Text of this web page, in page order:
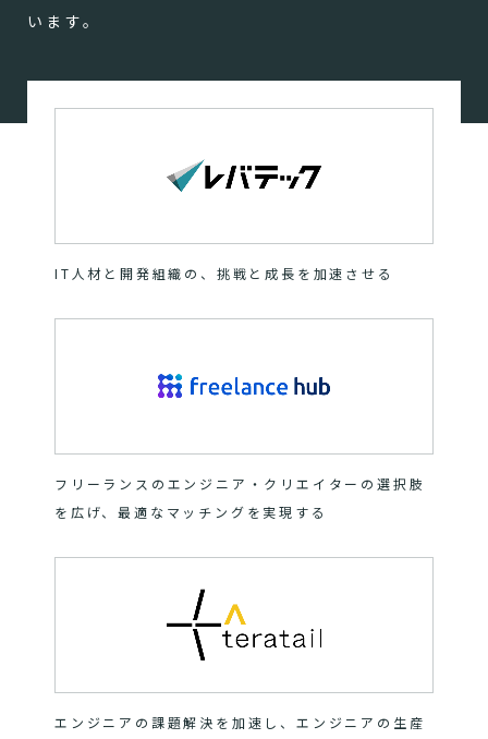
います。
IT人材と開発組織の、挑戦と成長を加速させる
フリーランスのエンジニア・クリエイターの選択肢
を広げ、最適なマッチングを実現する
エンジニアの課題解決を加速し、エンジニアの生産